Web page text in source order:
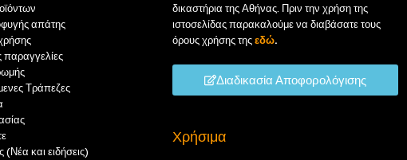
απάτης
παραγγελίες
Τράπεζες
και ειδήσεις)
δικαστήρια της Αθήνας. Πριν την χρήση της
ιστοσελίδας παρακαλούμε να διαβάσατε τους
όρους χρήσης τηςεδώ.
Διαδικασία Αποφορολόγισης
Χρήσιμα